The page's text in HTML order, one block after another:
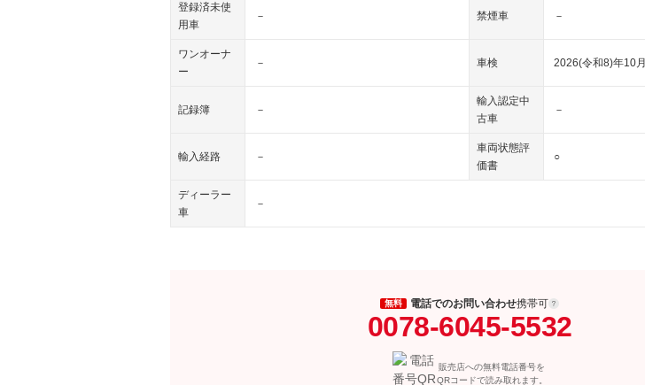
登録済未使
用車
－ 禁煙車 －
ワンオーナ
ー
－ 車検 2026(令和8)年10月
記録簿 －
輸入認定中
古車
－
輸入経路 －
車両状態評
価書
○
ディーラー
車
－
無料 電話でのお問い合わせ携帯可
0078-6045-5532
販売店への無料電話番号を
QRコードで読み取れます。